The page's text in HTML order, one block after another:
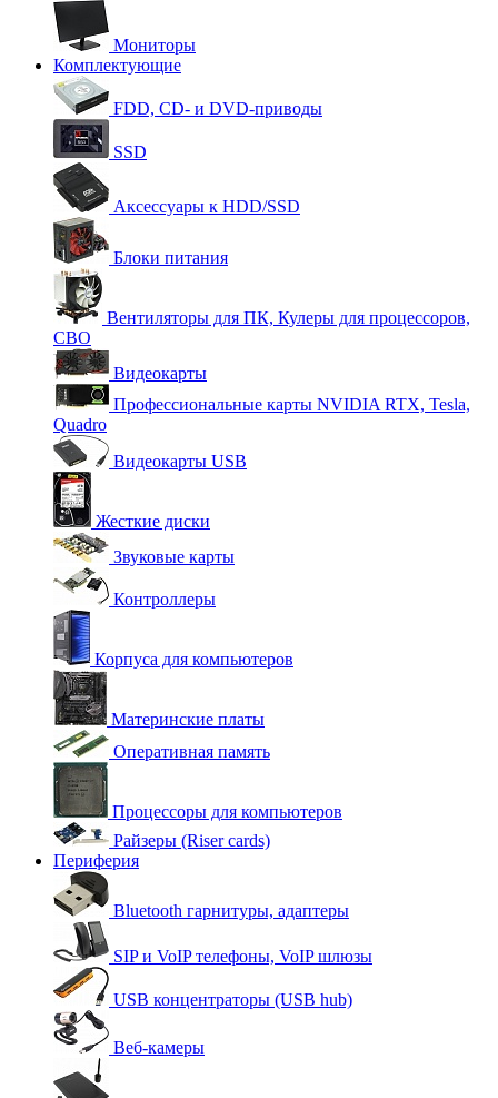
Мониторы
Комплектующие
FDD, CD- и DVD-приводы
SSD
Аксессуары к HDD/SSD
Блоки питания
Вентиляторы для ПК, Кулеры для процессоров,
СВО
Видеокарты
Профессиональные карты NVIDIA RTX, Tesla,
Quadro
Видеокарты USB
Жесткие диски
Звуковые карты
Контроллеры
Корпуса для компьютеров
Материнские платы
Оперативная память
Процессоры для компьютеров
Райзеры (Riser cards)
Периферия
Bluetooth гарнитуры, адаптеры
SIP и VoIP телефоны, VoIP шлюзы
USB концентраторы (USB hub)
Веб-камеры